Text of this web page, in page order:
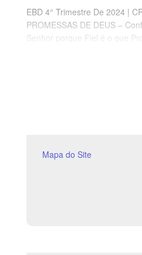
EBD 4° Trimestre De 2024 |
PROMESSAS DE DEUS –
Senhor porque Fiel é o que
Mapa do Site